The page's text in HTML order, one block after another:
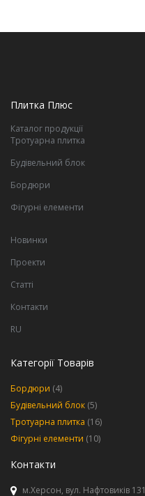
Плитка Плюс
Каталог продукції
Тротуарна плитка
Будівельний блок
Бордюри
Фігурні елементи
Новинки
Проекти
Статті
Контакти
RU
Категорії Товарів
Бордюри (4)
Будівельний блок (5)
Тротуарна плитка (16)
Фігурні елементи (10)
Контакти
м.Херсон, вул. Нафтовиків 131